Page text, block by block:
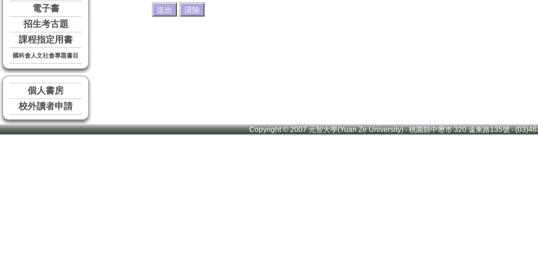
電子書
招生考古題
課程指定用書
國科會人文社會專題書目
個人書房
校外讀者申請
Copyright © 2007 元智大學(Yuan Ze University) ‧ 桃園縣中壢市 320 遠東路135號 ‧